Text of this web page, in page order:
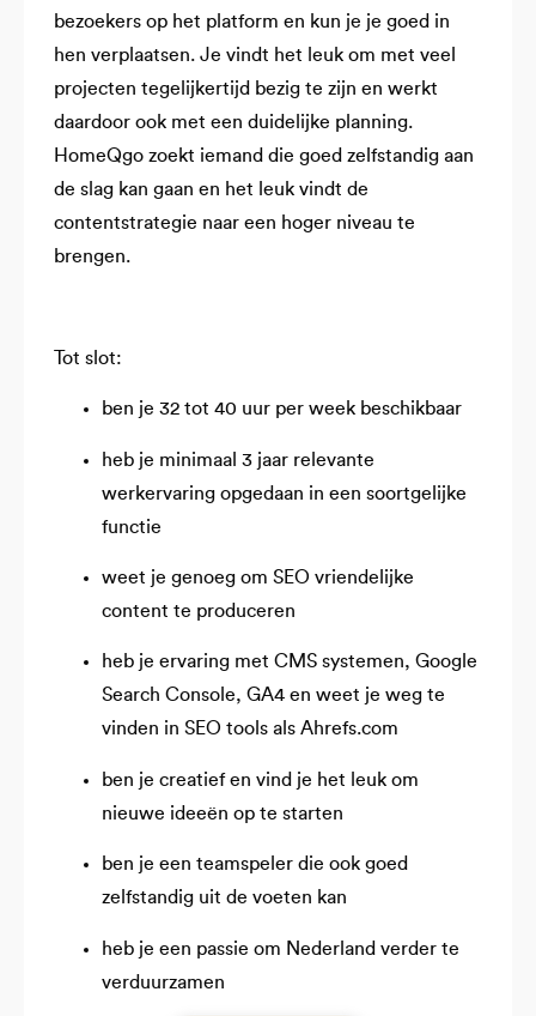
bezoekers op het platform en kun je je goed in
hen verplaatsen. Je vindt het leuk om met veel
projecten tegelijkertijd bezig te zijn en werkt
daardoor ook met een duidelijke planning.
HomeQgo zoekt iemand die goed zelfstandig aan
de slag kan gaan en het leuk vindt de
contentstrategie naar een hoger niveau te
brengen.
Tot slot:
ben je 32 tot 40 uur per week beschikbaar
heb je minimaal 3 jaar relevante
werkervaring opgedaan in een soortgelijke
functie
weet je genoeg om SEO vriendelijke
content te produceren
heb je ervaring met CMS systemen, Google
Search Console, GA4 en weet je weg te
vinden in SEO tools als Ahrefs.com
ben je creatief en vind je het leuk om
nieuwe ideeën op te starten
ben je een teamspeler die ook goed
zelfstandig uit de voeten kan
heb je een passie om Nederland verder te
verduurzamen